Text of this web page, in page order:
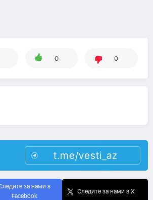
0 0
t.me/vesti_az
за нами в
Facebook
Следите за нами в X